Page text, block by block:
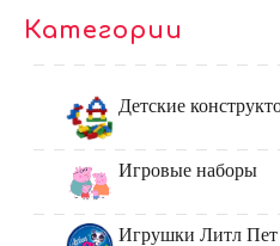
Категории
Детские
Игровые наборы
Игрушки Литл